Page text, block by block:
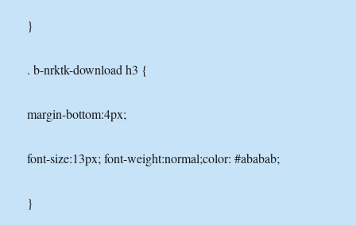
}
. b-nrktk-download h3 {
margin-bottom:4px;
font-size:13px; font-weight:normal;color: #ababab;
}